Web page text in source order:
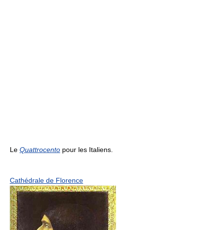
Le Quattrocento pour les Italiens.
Cathédrale de Florence